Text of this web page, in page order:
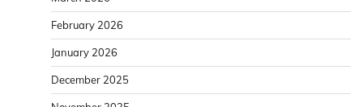
February 2026
January 2026
December 2025